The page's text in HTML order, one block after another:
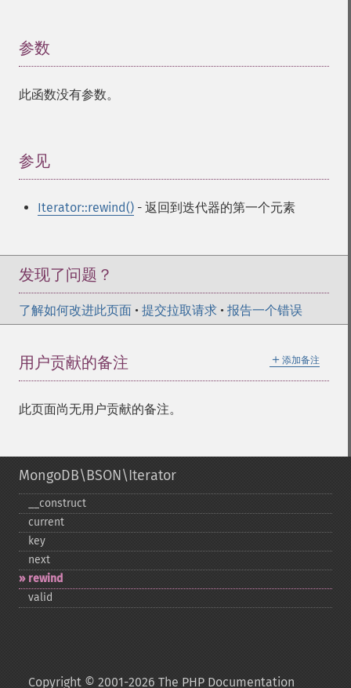
参数
此函数没有参数。
参见
Iterator::rewind() - 返回到迭代器的第一个元素
发现了问题？
了解如何改进此页面 • 提交拉取请求 • 报告一个错误
＋ 添加备注
用户贡献的备注
此页面尚无用户贡献的备注。
MongoDB\BSON\Iterator
_​_​construct
current
key
next
rewind
valid
Copyright © 2001-2026 The PHP Documentation